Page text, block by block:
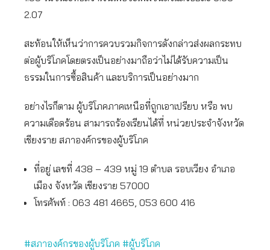
2.07
สะท้อนให้เห็นว่าการควบรวมกิจการดังกล่าวส่งผลกระทบ
ต่อผู้บริโภคโดยตรงเป็นอย่างมาถือว่าไม่ได้รับความเป็น
ธรรมในการซื้อสินค้า และบริการเป็นอย่างมาก
อย่างไรก็ตาม ผู้บริโภคภาคเหนือที่ถูกเอาเปรียบ หรือ พบ
ความเดือดร้อน สามารถร้องเรียนได้ที่ หน่วยประจำจังหวัด
เชียงราย สภาองค์กรของผู้บริโภค
ที่อยู่ เลขที่ 438 – 439 หมู่ 19 ตำบล รอบเวียง อำเภอ
เมือง จังหวัด เชียงราย 57000
โทรศัพท์ : 063 481 4665, 053 600 416
#สภาองค์กรของผู้บริโภค #ผู้บริโภค